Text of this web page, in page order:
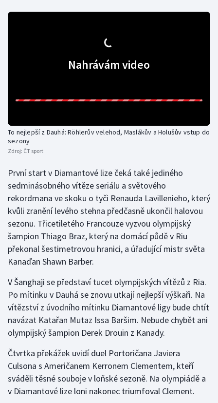
Sportovní střelba
Triatlon
Veslování
Vodní slalom
Volejbal
Ostatní
Nahrávám video
To nejlepší z Dauhá: Röhlerův velehod, Maslákův a Holušův vstup do
sezony
Zdroj: ČT sport
První start v Diamantové lize čeká také jediného
sedminásobného vítěze seriálu a světového
rekordmana ve skoku o tyči Renauda Lavillenieho, který
kvůli zranění levého stehna předčasně ukončil halovou
sezonu. Třicetiletého Francouze vyzvou olympijský
šampion Thiago Braz, který na domácí půdě v Riu
překonal šestimetrovou hranici, a úřadující mistr světa
Kanaďan Shawn Barber.
V Šanghaji se představí tucet olympijských vítězů z Ria.
Po mítinku v Dauhá se znovu utkají nejlepší výškaři. Na
vítězství z úvodního mítinku Diamantové ligy bude chtít
navázat Katařan Mutaz Issa Baršim. Nebude chybět ani
olympijský šampion Derek Drouin z Kanady.
Čtvrtka překážek uvidí duel Portoričana Javiera
Culsona s Američanem Kerronem Clementem, kteří
sváděli těsné souboje v loňské sezoně. Na olympiádě a
v Diamantové lize loni nakonec triumfoval Clement.